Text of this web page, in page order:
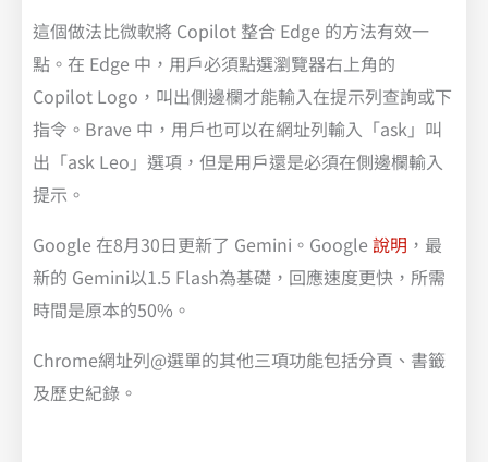
這個做法比微軟將 Copilot 整合 Edge 的方法有效一
點。在 Edge 中，用戶必須點選瀏覽器右上角的
Copilot Logo，叫出側邊欄才能輸入在提示列查詢或下
指令。Brave 中，用戶也可以在網址列輸入「ask」叫
出「ask Leo」選項，但是用戶還是必須在側邊欄輸入
提示。
Google 在8月30日更新了 Gemini。Google 說明 ，最
新的 Gemini以1.5 Flash為基礎，回應速度更快，所需
時間是原本的50%。
Chrome網址列@選單的其他三項功能包括分頁、書籤
及歷史紀錄。